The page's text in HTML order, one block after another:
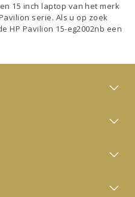
15 inch laptop van het merk
serie. Als u op zoek
HP Pavilion 15-eg2002nb een